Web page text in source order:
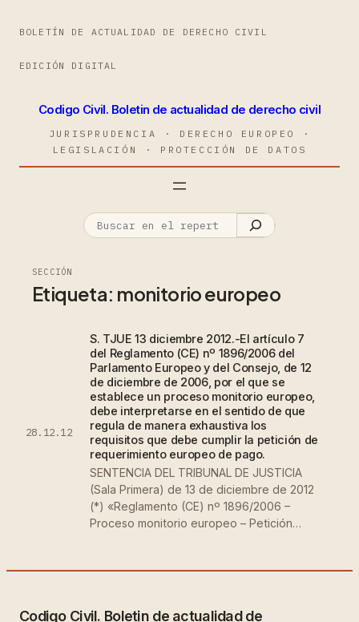
BOLETÍN DE ACTUALIDAD DE DERECHO CIVIL
EDICIÓN DIGITAL
Codigo Civil. Boletin de actualidad de derecho civil
JURISPRUDENCIA · DERECHO EUROPEO ·
LEGISLACIÓN · PROTECCIÓN DE DATOS
SECCIÓN
Etiqueta: monitorio europeo
28.12.12
S. TJUE 13 diciembre 2012.-El artículo 7
del Reglamento (CE) nº 1896/2006 del
Parlamento Europeo y del Consejo, de 12
de diciembre de 2006, por el que se
establece un proceso monitorio europeo,
debe interpretarse en el sentido de que
regula de manera exhaustiva los
requisitos que debe cumplir la petición de
requerimiento europeo de pago.
SENTENCIA DEL TRIBUNAL DE JUSTICIA
(Sala Primera) de 13 de diciembre de 2012
(*) «Reglamento (CE) nº 1896/2006 –
Proceso monitorio europeo – Petición…
Codigo Civil. Boletin de actualidad de